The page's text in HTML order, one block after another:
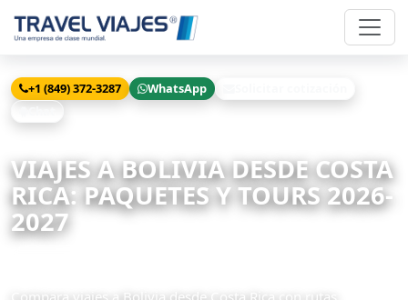
+1 (849) 372-3287 WhatsApp
VIAJES A BOLIVIA DESDE COSTA
RICA: PAQUETES Y TOURS 2026-
2027